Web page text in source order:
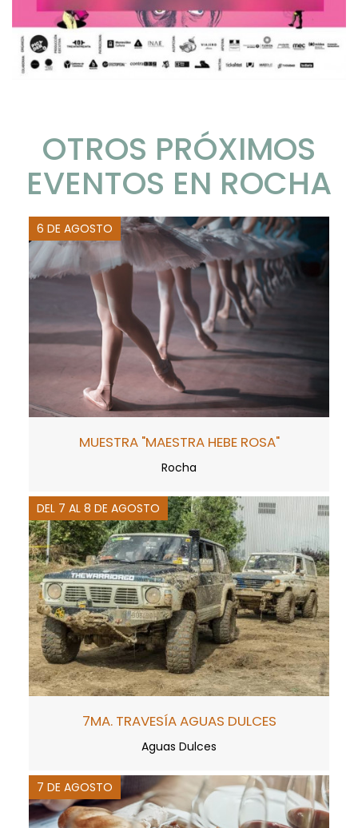
OTROS PRÓXIMOS
EVENTOS EN ROCHA
6 DE AGOSTO
MUESTRA "MAESTRA HEBE ROSA"
Rocha
DEL 7 AL 8 DE AGOSTO
7MA. TRAVESÍA AGUAS DULCES
Aguas Dulces
7 DE AGOSTO